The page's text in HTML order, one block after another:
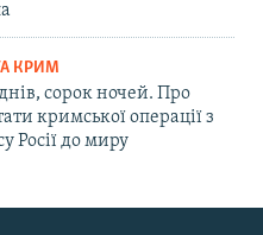
КРИМ
сорок ночей. Про
кримської операції з
Росії до миру